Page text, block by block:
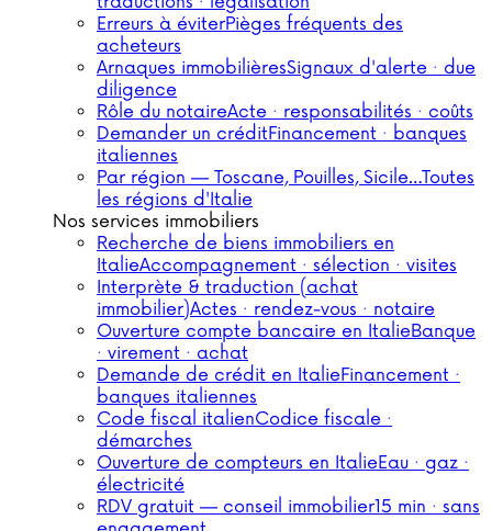
Erreurs à éviterPièges fréquents des
acheteurs
Arnaques immobilièresSignaux d'alerte · due
diligence
Rôle du notaireActe · responsabilités · coûts
Demander un créditFinancement · banques
italiennes
Par région — Toscane, Pouilles, Sicile…Toutes
les régions d'Italie
Nos services immobiliers
Recherche de biens immobiliers en
ItalieAccompagnement · sélection · visites
Interprète & traduction (achat
immobilier)Actes · rendez-vous · notaire
Ouverture compte bancaire en ItalieBanque
· virement · achat
Demande de crédit en ItalieFinancement ·
banques italiennes
Code fiscal italienCodice fiscale ·
démarches
Ouverture de compteurs en ItalieEau · gaz ·
électricité
RDV gratuit — conseil immobilier15 min · sans